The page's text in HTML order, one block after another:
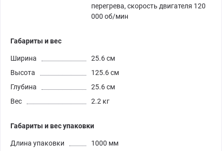
перегрева, скорость двигателя 120
000 об/мин
Габариты и вес
Ширина
25.6 см
Высота
125.6 см
Глубина
25.6 см
Вес
2.2 кг
Габариты и вес упаковки
Длина упаковки
1000 мм